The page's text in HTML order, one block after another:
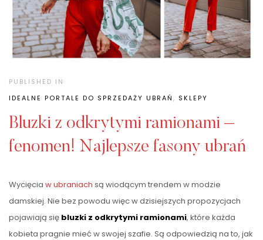
PUBLISHED IN
IDEALNE PORTALE DO SPRZEDAŻY UBRAŃ, SKLEPY
Bluzki z odkrytymi ramionami –
fenomen! Najlepsze fasony ubrań
Wycięcia w ubraniach są wiodącym trendem w modzie
damskiej. Nie bez powodu więc w dzisiejszych propozycjach
pojawiają się bluzki z odkrytymi ramionami, które każda
kobieta pragnie mieć w swojej szafie. Są odpowiedzią na to, jak